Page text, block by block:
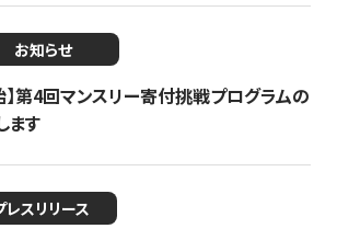
お知らせ
第4回マンスリー寄付挑戦プログラムの
ます
レスリリース